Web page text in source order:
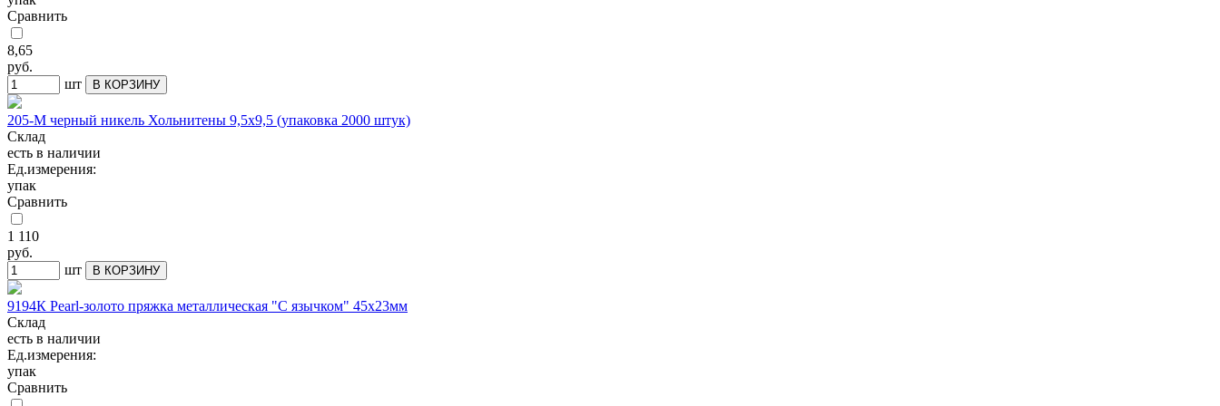
Сравнить
8,65
руб.
шт
В КОРЗИНУ
205-М черный никель Хольнитены 9,5х9,5 (упаковка 2000 штук)
Склад
есть в наличии
Ед.измерения:
упак
Сравнить
1 110
руб.
шт
В КОРЗИНУ
9194К Pearl-золото пряжка металлическая "С язычком" 45х23мм
Склад
есть в наличии
Ед.измерения:
упак
Сравнить